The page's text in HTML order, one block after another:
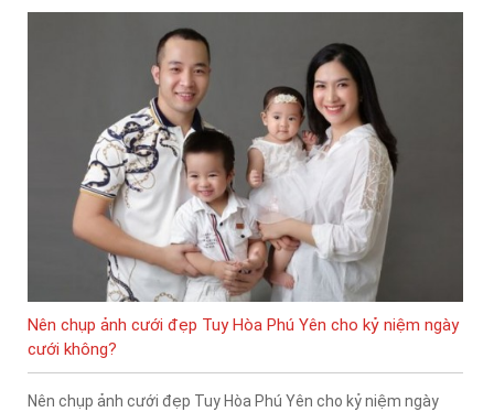
Nên chụp ảnh cưới đẹp Tuy Hòa Phú Yên cho kỷ niệm ngày
cưới không?
Nên chụp ảnh cưới đẹp Tuy Hòa Phú Yên cho kỷ niệm ngày